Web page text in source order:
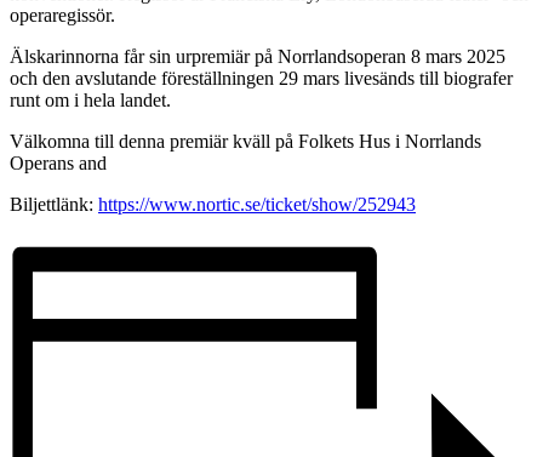
operaregissör.
Älskarinnorna får sin urpremiär på Norrlandsoperan 8 mars 2025
och den avslutande föreställningen 29 mars livesänds till biografer
runt om i hela landet.
Välkomna till denna premiär kväll på Folkets Hus i Norrlands
Operans and
Biljettlänk: https://www.nortic.se/ticket/show/252943